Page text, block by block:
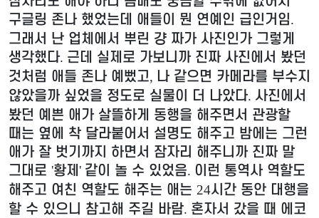
구글링 존나 했었는데 애들이 뭔 연예인 급인거임.
그래서 난 업체에서 뿌린 걍 짜가 사진인가 그렇게
생각했다. 근데 실제로 가보니까 진짜 사진에서 봤던
것처럼 애들 존나 예뻤고, 나 같으면 카메라를 부수지
않았을까 싶었을 정도로 실물이 더 나았다. 사진에서
봤던 예쁜 애가 살뜰하게 동행을 해주면서 관광할
때는 옆에 착 달라붙어서 설명도 해주고 밤에는 그런
애가 잘 벗기까지 하면서 잠자리 해주니까 진짜 말
그대로 '황제 ' 같이 놀 수 있었음. 이런 통역사 역할도
해주고 여친 역할도 해주는 애는 24시간 동안 대행을
할 수 있으니 참고해 주길 바람. 혼자서 갔을 때 에코